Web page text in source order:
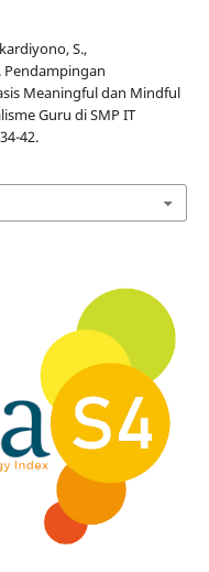
S.,
Pendampingan
Meaningful dan Mindful
Guru di SMP IT
42.